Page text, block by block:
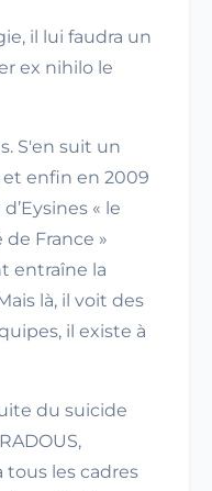
il lui faudra un
ex nihilo le
S'en suit un
enfin en 2009
« le
France »
entraîne la
là, il voit des
il existe à
du suicide
tous les cadres